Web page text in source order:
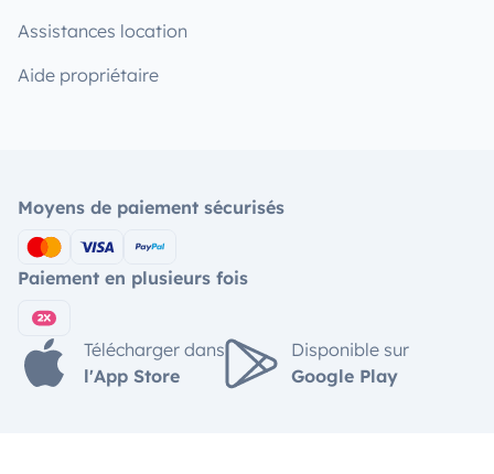
Assistances location
Aide propriétaire
Moyens de paiement sécurisés
Paiement en plusieurs fois
Télécharger dans
l'App Store
Disponible sur
Google Play